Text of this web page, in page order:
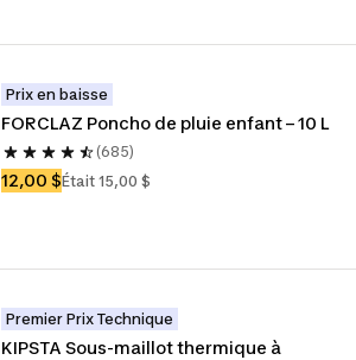
Prix en baisse
FORCLAZ Poncho de pluie enfant – 10 L
(685)
12,00 $Était 15,00 $
Premier Prix Technique
KIPSTA Sous-maillot thermique à